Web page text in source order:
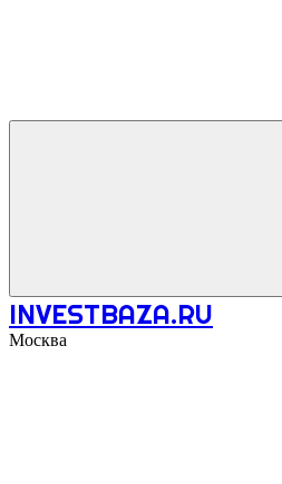
INVESTBAZA.RU
Москва